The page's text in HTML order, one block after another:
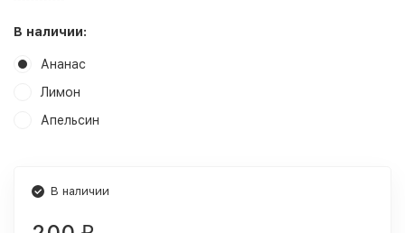
В наличии:
Ананас
Лимон
Апельсин
В наличии